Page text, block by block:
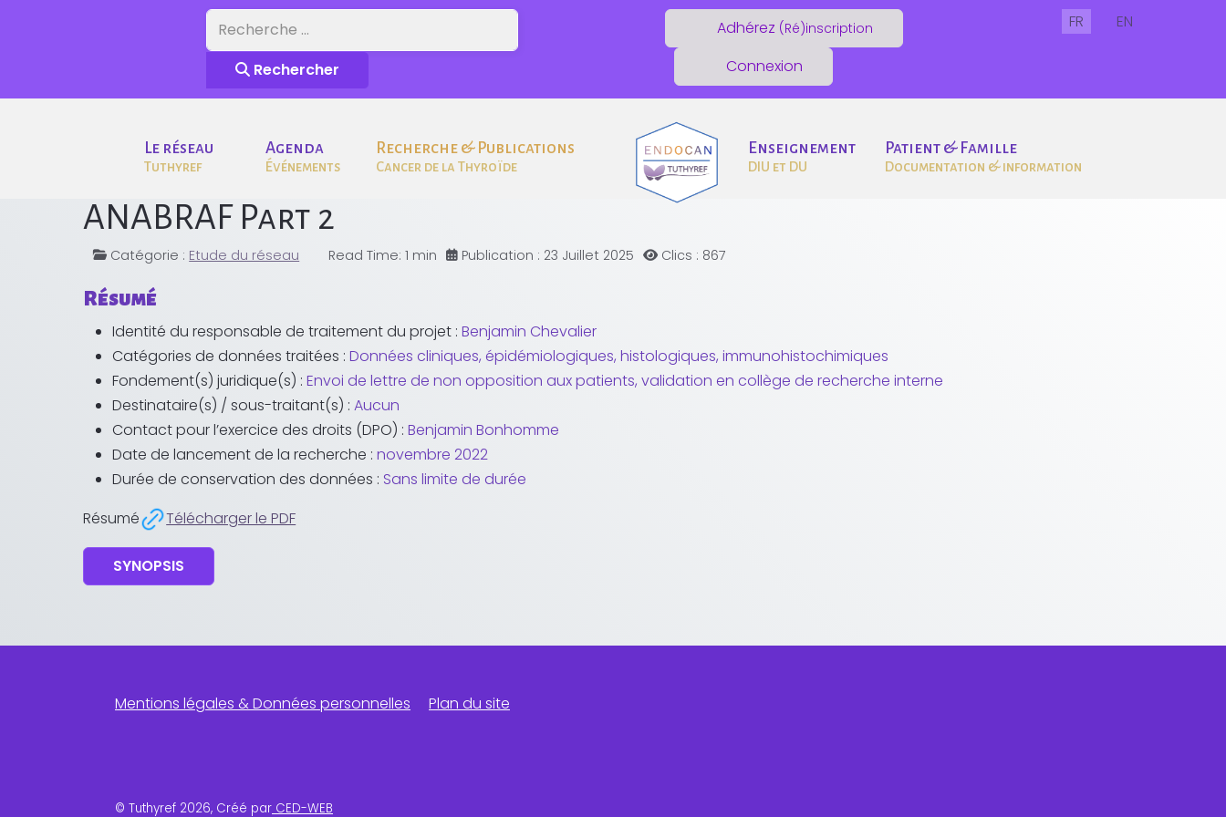
Rechercher
Rechercher
Adhérez (Ré)inscription
Connexion
Sélectionnez votre
FR EN
Le réseau
Tuthyref
Agenda
Événements
Recherche & Publications
Cancer de la Thyroïde
Enseignement
DIU et DU
Patient & Famille
Documentation & information
ANABRAF Part 2
Catégorie : Etude du réseau Read Time: 1 min Publication : 23 Juillet 2025 Clics : 867
Résumé
Identité du responsable de traitement du projet :Benjamin Chevalier
Catégories de données traitées :Données cliniques, épidémiologiques, histologiques, immunohistochimiques
Fondement(s) juridique(s) :Envoi de lettre de non opposition aux patients, validation en collège de recherche interne
Destinataire(s) / sous-traitant(s) :Aucun
Contact pour l’exercice des droits (DPO) :Benjamin Bonhomme
Date de lancement de la recherche :novembre 2022
Durée de conservation des données : Sans limite de durée
Résumé
Télécharger le PDF
SYNOPSIS
Mentions légales & Données personnelles Plan du site
© Tuthyref 2026, Créé par CED-WEB